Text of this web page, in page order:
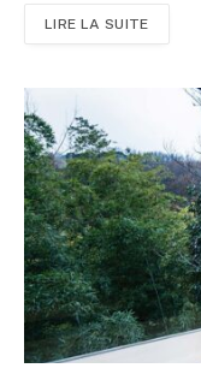
LIRE LA SUITE